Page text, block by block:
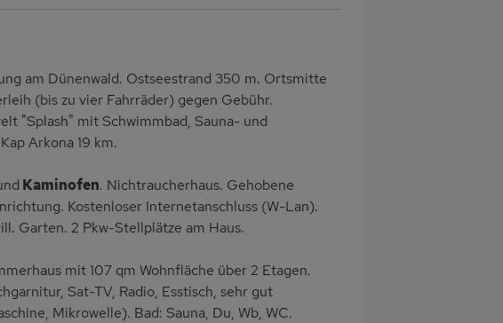
am Dünenwald. Ostseestrand 350 m. Ortsmitte
(bis zu vier Fahrräder) gegen Gebühr.
"Splash" mit Schwimmbad, Sauna- und
Arkona 19 km.
Kaminofen. Nichtraucherhaus. Gehobene
Kostenloser Internetanschluss (W-Lan).
Garten. 2 Pkw-Stellplätze am Haus.
mit 107 qm Wohnfläche über 2 Etagen.
Sat-TV, Radio, Esstisch, sehr gut
Mikrowelle). Bad: Sauna, Du, Wb, WC.